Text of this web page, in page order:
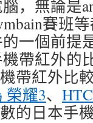
，無論是
賽班
一個前提
帶紅外的
帶紅外比
榮耀3、
的日本手